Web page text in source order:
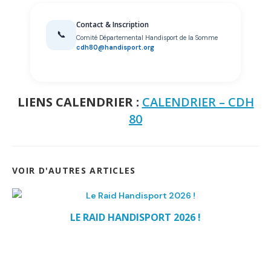
📞
Contact & Inscription
Comité Départemental Handisport de la Somme
cdh80@handisport.org
LIENS CALENDRIER : CALENDRIER – CDH
80
VOIR D'AUTRES ARTICLES
LE RAID HANDISPORT 2026 !